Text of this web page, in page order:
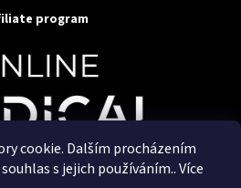
cookie. Dalším procházením
s jejich používáním.. Více
program
. Všechna práva